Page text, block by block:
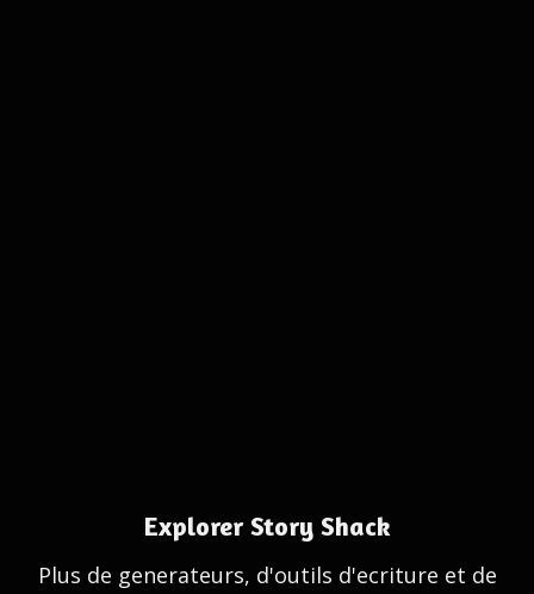
Explorer Story Shack
Plus de generateurs, d'outils d'ecriture et de